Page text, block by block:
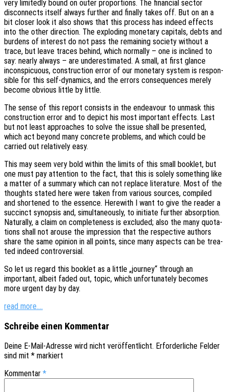
very limi­t­ed­ly bound on outer propor­ti­ons. The finan­cial sector
discon­nects itself always further and final­ly takes off. But on an a
bit closer look it also shows that this process has indeed effects
into the other direc­tion. The explo­ding mone­ta­ry capi­tals, debts and
burdens of inte­rest do not pass the remai­ning socie­ty without a
trace, but leave traces behind, which normal­ly – one is incli­ned to
say: nearly always – are unde­re­sti­ma­ted. A small, at first glance
incon­spi­cuous, cons­truc­tion error of our mone­ta­ry system is respon­
si­ble for this self-dyna­mics, and the errors conse­quen­ces merely
become obvious little by little.
The sense of this report consists in the endea­vour to unmask this
cons­truc­tion error and to depict his most important effects. Last
but not least approa­ches to solve the issue shall be presen­ted,
which act beyond many concre­te problems, and which could be
carri­ed out rela­tively easy.
This may seem very bold within the limits of this small book­let, but
one must pay atten­ti­on to the fact, that this is solely some­thing like
a matter of a summa­ry which can not replace lite­ra­tu­re. Most of the
thoughts stated here were taken from various sources, compi­led
and shor­ten­ed to the essence. Here­wi­th I want to give the reader a
succinct synop­sis and, simul­ta­neous­ly, to initia­te further absorp­ti­on.
Natu­ral­ly, a claim on comple­ten­ess is excluded; also the many quota­
ti­ons shall not arouse the impres­si­on that the respec­ti­ve authors
share the same opini­on in all points, since many aspects can be trea­
ted indeed controversial.
So let us regard this book­let as a little „jour­ney“ through an
important, albeit faded out, topic, which unfort­u­na­te­ly beco­mes
more urgent day by day.
read more.…
Schreibe einen Kommentar
Deine E-Mail-Adresse wird nicht veröffentlicht. Erforderliche Felder
sind mit * markiert
Kommentar *